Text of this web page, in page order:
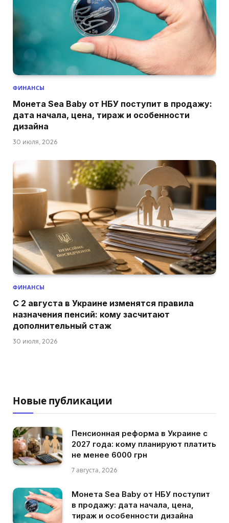
ФИНАНСЫ
Монета Sea Baby от НБУ поступит в продажу:
дата начала, цена, тираж и особенности
дизайна
30 июля, 2026
ФИНАНСЫ
С 2 августа в Украине изменятся правила
назначения пенсий: кому засчитают
дополнительный стаж
30 июля, 2026
Новые публикации
Пенсионная реформа в Украине с
2027 года: кому планируют платить
не менее 6000 грн
7 августа, 2026
Монета Sea Baby от НБУ поступит
в продажу: дата начала, цена,
тираж и особенности дизайна